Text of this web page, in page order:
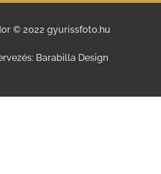
© 2022 gyurissfoto.hu
Barabilla Design